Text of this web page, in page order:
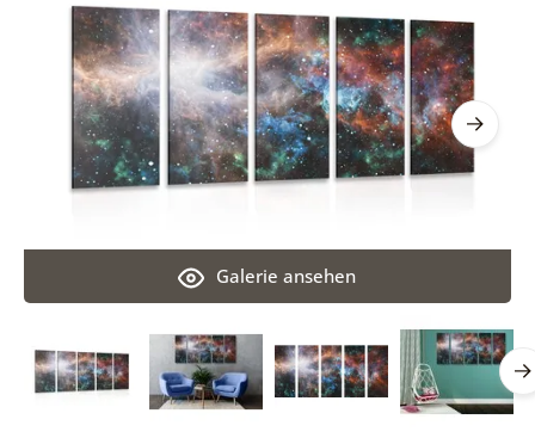
Galerie ansehen